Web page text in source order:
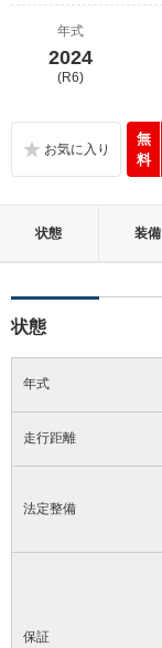
年式
2024
(R6)
無
料
状態 装備
状態
年式
走行距離
法定整備
保証